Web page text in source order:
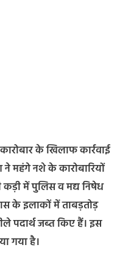
के खिलाफ कार्रवाई
महंगे नशे के कारोबारियों
में पुलिस व मद्य निषेध
के इलाकों में ताबड़तोड़
पदार्थ जब्त किए हैं। इस
गया है।